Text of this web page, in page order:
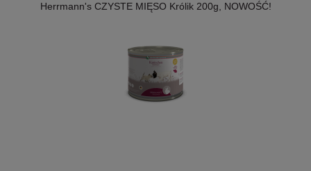
Herrmann's CZYSTE MIĘSO Królik 200g, NOWOŚĆ!